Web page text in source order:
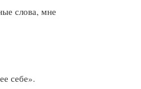
слова, мне
себе».